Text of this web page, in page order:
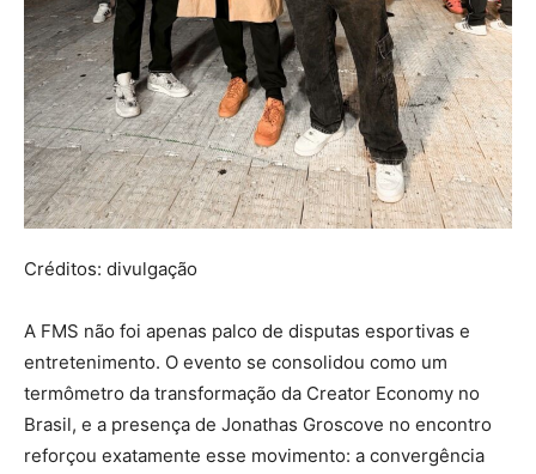
Créditos: divulgação
A FMS não foi apenas palco de disputas esportivas e
entretenimento. O evento se consolidou como um
termômetro da transformação da Creator Economy no
Brasil, e a presença de Jonathas Groscove no encontro
reforçou exatamente esse movimento: a convergência